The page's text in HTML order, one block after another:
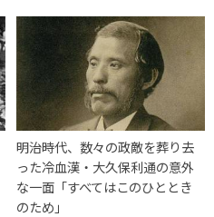
明治時代、数々の政敵を葬り去
った冷血漢・大久保利通の意外
な一面「すべてはこのひととき
のため」